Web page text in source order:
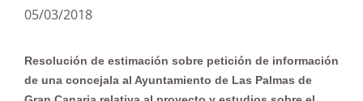
05/03/2018
Resolución de estimación sobre petición de información
de una concejala al Ayuntamiento de Las Palmas de